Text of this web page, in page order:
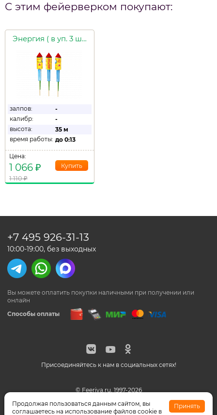
С этим фейерверком покупают:
Энергия ( в уп. 3 шт.)
залпов:
-
калибр:
-
высота:
35 м
время работы: до 0:13
Цена:
1 066 ₽
1 110₽
Присоединяйтесь к нам в социальных сетях!
© Feeriya.ru, 1997-2026
Способы оплаты
Вы можете оплатить покупки наличными при получении или
онлайн
+7 495 926-31-13
10:00-19:00, без выходных
WhatsApp принадлежат компании Meta, признанной
экстремистской организацией на территории РФ
Продолжая пользоваться данным сайтом, вы
соглашаетесь на использование файлов cookie в
Принять